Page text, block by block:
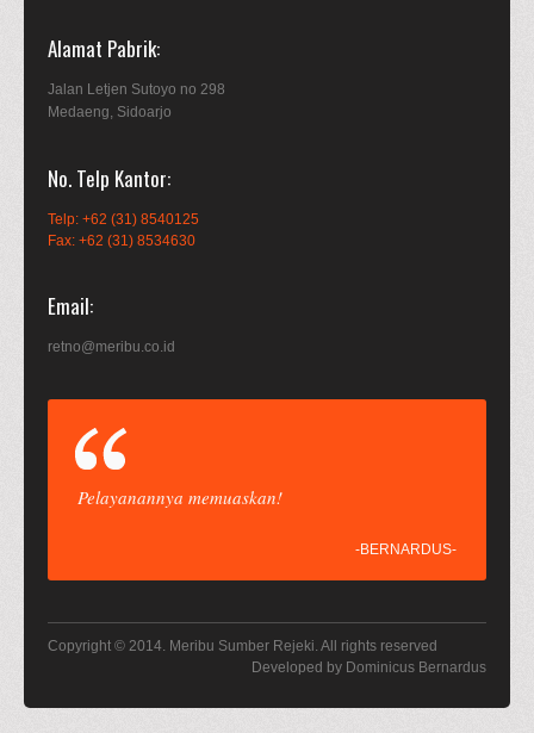
Alamat Pabrik
Jalan Letjen Sutoyo no 298
Medaeng, Sidoarjo
No. Telp Kantor
Telp: +62 (31) 8540125
Fax: +62 (31) 8534630
Email
retno@meribu.co.id
Pelayanannya memuaskan!
-BERNARDUS-
Copyright © 2014. Meribu Sumber Rejeki. All rights reserved
Developed by Dominicus Bernardus